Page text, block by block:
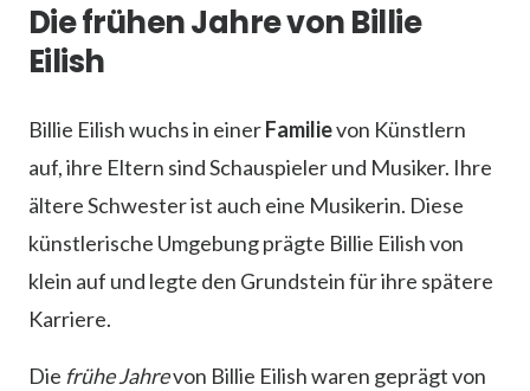
Die frühen Jahre von Billie
Eilish
Billie Eilish wuchs in einerFamilievon Künstlern
auf, ihre Eltern sind Schauspieler und Musiker. Ihre
ältere Schwester ist auch eine Musikerin. Diese
künstlerische Umgebung prägte Billie Eilish von
klein auf und legte den Grundstein für ihre spätere
Karriere.
Die frühe Jahrevon Billie Eilish waren geprägt von